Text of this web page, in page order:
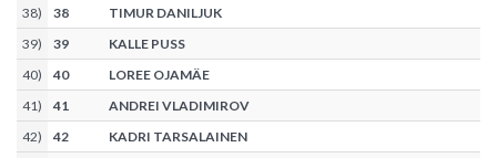
38) 38
TIMUR DANILJUK
39) 39
KALLE PUSS
40) 40
LOREE OJAMÄE
41) 41
ANDREI VLADIMIROV
42) 42
KADRI TARSALAINEN